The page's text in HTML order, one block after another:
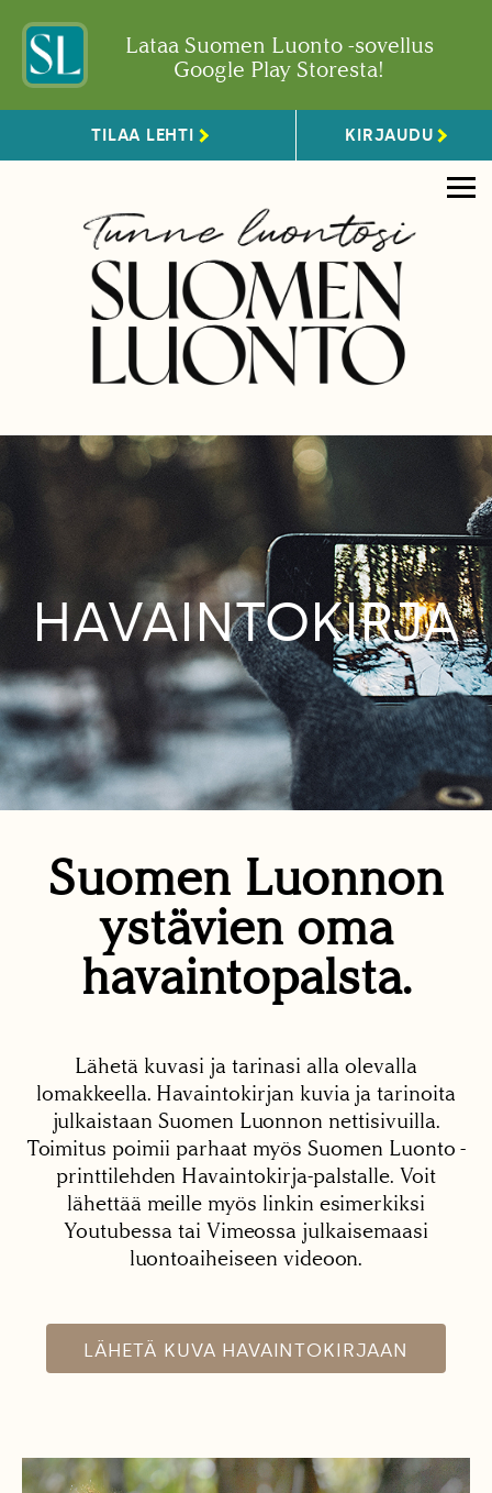
Lataa Suomen Luonto -sovellus
Google Play Storesta!
TILAA LEHTI KIRJAUDU
HAVAINTOKIRJA
Suomen Luonnon
ystävien oma
havaintopalsta.
Lähetä kuvasi ja tarinasi alla olevalla
lomakkeella. Havaintokirjan kuvia ja tarinoita
julkaistaan Suomen Luonnon nettisivuilla.
Toimitus poimii parhaat myös Suomen Luonto -
printtilehden Havaintokirja-palstalle. Voit
lähettää meille myös linkin esimerkiksi
Youtubessa tai Vimeossa julkaisemaasi
luontoaiheiseen videoon.
LÄHETÄ KUVA HAVAINTOKIRJAAN